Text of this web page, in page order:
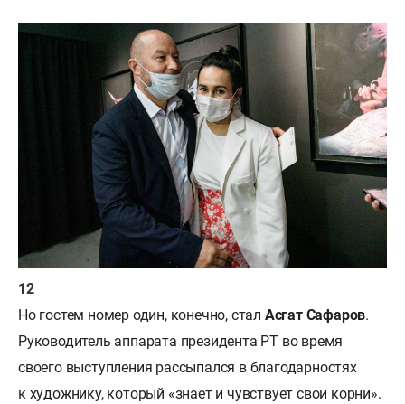
Но гостем номер один, конечно, стал Асгат Сафаров.
Руководитель аппарата президента РТ во время
своего выступления рассыпался в благодарностях
к художнику, который «знает и чувствует свои корни».